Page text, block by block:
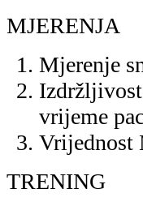
MJERENJA
Mjerenje
vrijeme
Vrijednost
TRENING